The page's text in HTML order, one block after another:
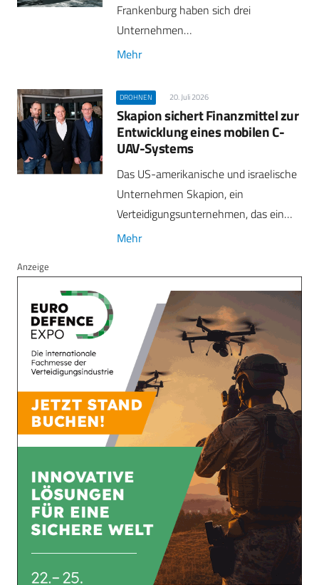
Frankenburg haben sich drei
Unternehmen…
Mehr
DROHNEN 20. Juli 2026
Skapion sichert Finanzmittel zur
Entwicklung eines mobilen C-
UAV-Systems
Das US-amerikanische und israelische
Unternehmen Skapion, ein
Verteidigungsunternehmen, das ein…
Mehr
Anzeige